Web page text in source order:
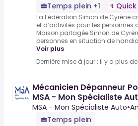
Temps plein +1
La Fédération Simon de Cyrène
et d’activités pour les personnes
Maison partagée Simon de
personnes en situation de
Voir plus
Dernière mise à jour : il y a plus
Mécanicien Dépanneur
MSA - Mon Spécialiste
MSA - Mon Spécialiste Auto•
Temps plein